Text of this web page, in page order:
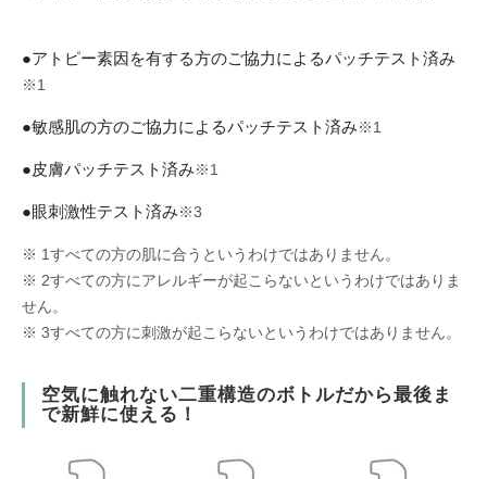
●アトピー素因を有する方のご協力によるパッチテスト済み
※1
●敏感肌の方のご協力によるパッチテスト済み※1
●皮膚パッチテスト済み※1
●眼刺激性テスト済み※3
※ 1すべての方の肌に合うというわけではありません。
※ 2すべての方にアレルギーが起こらないというわけではありま
せん。
※ 3すべての方に刺激が起こらないというわけではありません。
空気に触れない二重構造のボトルだから最後ま
で新鮮に使える！